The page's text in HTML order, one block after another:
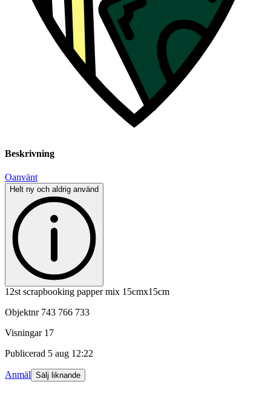
Beskrivning
Oanvänt
Helt ny och aldrig använd
12st scrapbooking papper mix 15cmx15cm
Objektnr 743 766 733
Visningar 17
Publicerad 5 aug 12:22
Anmäl Sälj liknande